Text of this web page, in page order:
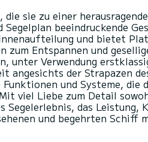
sie zu einer
beeindruckende
und bietet
Entspannen und
unter Verwendung
der Strapazen
und Systeme, die
viel Liebe zum Detail
das